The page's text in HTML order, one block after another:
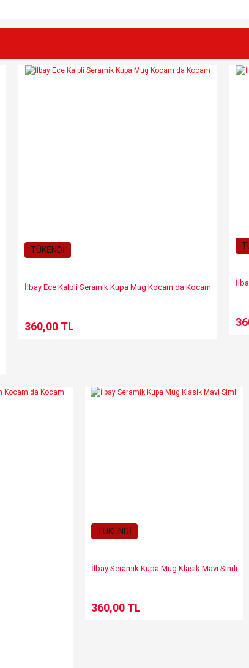
TÜKENDİ
İlbay Ece Kalpli Seramik Kupa Mug Kocam da Kocam
360,00 TL
TÜKENDİ
İlbay Seramik Kupa Mug Klasik Mavi Simli
360,00 TL